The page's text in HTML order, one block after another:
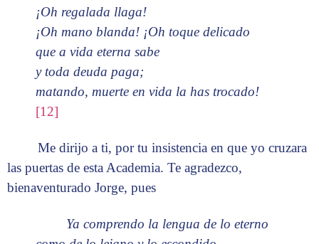
¡Oh regalada llaga!
¡Oh mano blanda! ¡Oh toque delicado
que a vida eterna sabe
y toda deuda paga;
matando, muerte en vida la has trocado!
[12]
Me dirijo a ti, por tu insistencia en que yo cruzara
las puertas de esta Academia. Te agradezco,
bienaventurado Jorge, pues
Ya comprendo la lengua de lo eterno